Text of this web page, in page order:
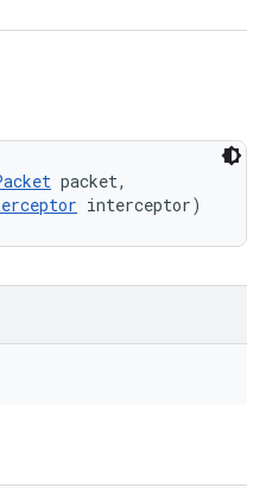
packet,
interceptor)